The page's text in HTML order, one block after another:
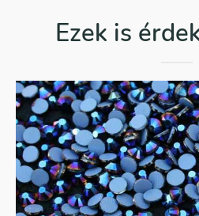
Ezek is